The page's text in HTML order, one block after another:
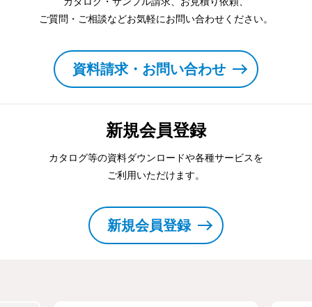
ご質問・ご相談などお気軽にお問い合わせください。
資料請求・お問い合わせ
新規会員登録
カタログ等の資料ダウンロードや各種サービスを
ご利用いただけます。
新規会員登録